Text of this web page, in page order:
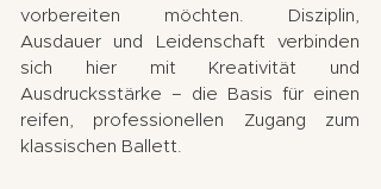
vorbereiten möchten. Disziplin,
Ausdauer und Leidenschaft verbinden
sich hier mit Kreativität und
Ausdrucksstärke – die Basis für einen
reifen, professionellen Zugang zum
klassischen Ballett.